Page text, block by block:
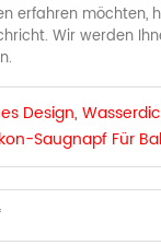
erfahren möchten,
Wir werden
Design,
Saugnapf Für